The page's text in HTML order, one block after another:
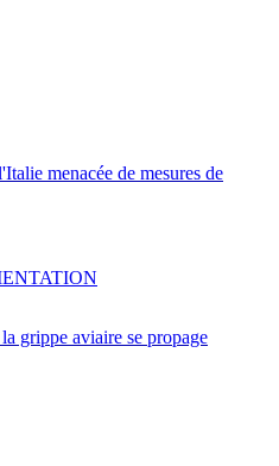
menacée de mesures de
grippe aviaire se propage